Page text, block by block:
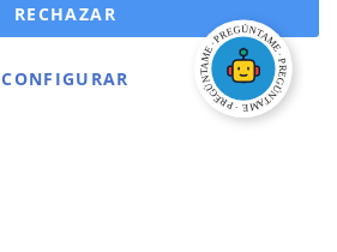
CONFIGURAR
RECHAZAR